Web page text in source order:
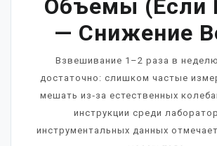
Объемы (если
— Снижение
Взвешивание 1–2 раза в
достаточно: слишком частые
мешать из‑за естественных
инструкции среди
инструментальных данных